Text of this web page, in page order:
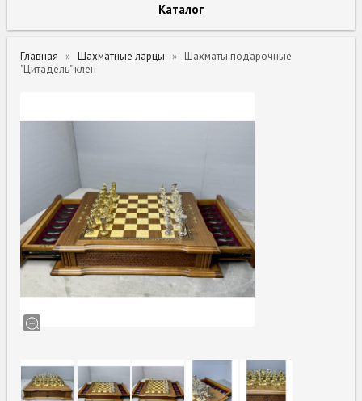
Каталог
Главная Шахматные ларцы
Шахматы подарочные
"Цитадель" клен